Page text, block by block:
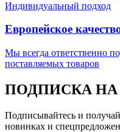
Индивидуальный подход
Европейское
Мы всегда ответственно
поставляемых товаров
ПОДПИСКА
Подписывайтесь и
новинках и